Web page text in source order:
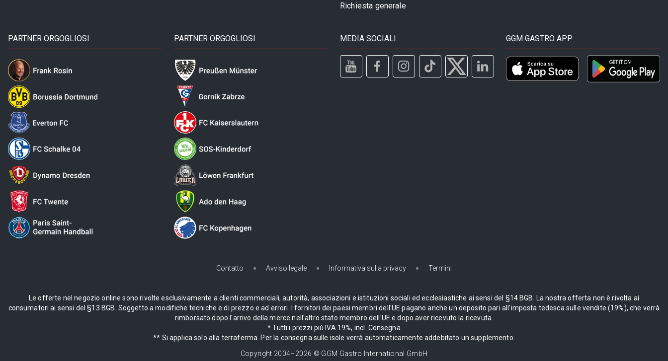
Richiesta generale
PARTNER ORGOGLIOSI PARTNER ORGOGLIOSI MEDIA SOCIALI GGM GASTRO APP
Contatto Avviso legale Informativa sulla privacy Termini
Le offerte nel negozio online sono rivolte esclusivamente a clienti commerciali, autorità, associazioni e istituzioni sociali ed ecclesiastiche ai sensi del §14 BGB. La nostra offerta non è rivolta ai
consumatori ai sensi del §13 BGB. Soggetto a modifiche tecniche e di prezzo e ad errori. I fornitori dei paesi membri dell'UE pagano anche un deposito pari all'imposta tedesca sulle vendite (19%), che verrà
rimborsato dopo l'arrivo della merce nell'altro stato membro dell'UE e dopo aver ricevuto la ricevuta.
* Tutti i prezzi più IVA 19%, incl. Consegna
** Si applica solo alla terraferma. Per la consegna sulle isole verrà automaticamente addebitato un supplemento.
Copyright 2004–2026 © GGM Gastro International GmbH